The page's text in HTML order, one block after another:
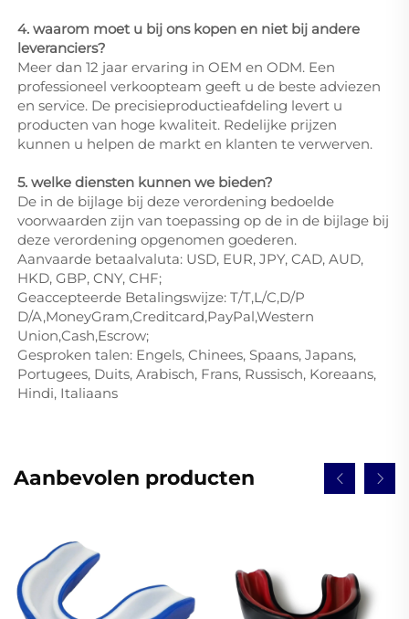
4. waarom moet u bij ons kopen en niet bij andere
leveranciers?
Meer dan 12 jaar ervaring in OEM en ODM. Een
professioneel verkoopteam geeft u de beste adviezen
en service. De precisieproductieafdeling levert u
producten van hoge kwaliteit. Redelijke prijzen
kunnen u helpen de markt en klanten te verwerven.
5. welke diensten kunnen we bieden?
De in de bijlage bij deze verordening bedoelde
voorwaarden zijn van toepassing op de in de bijlage bij
deze verordening opgenomen goederen.
Aanvaarde betaalvaluta: USD, EUR, JPY, CAD, AUD,
HKD, GBP, CNY, CHF;
Geaccepteerde Betalingswijze: T/T,L/C,D/P
D/A,MoneyGram,Creditcard,PayPal,Western
Union,Cash,Escrow;
Gesproken talen: Engels, Chinees, Spaans, Japans,
Portugees, Duits, Arabisch, Frans, Russisch, Koreaans,
Hindi, Italiaans
Aanbevolen producten